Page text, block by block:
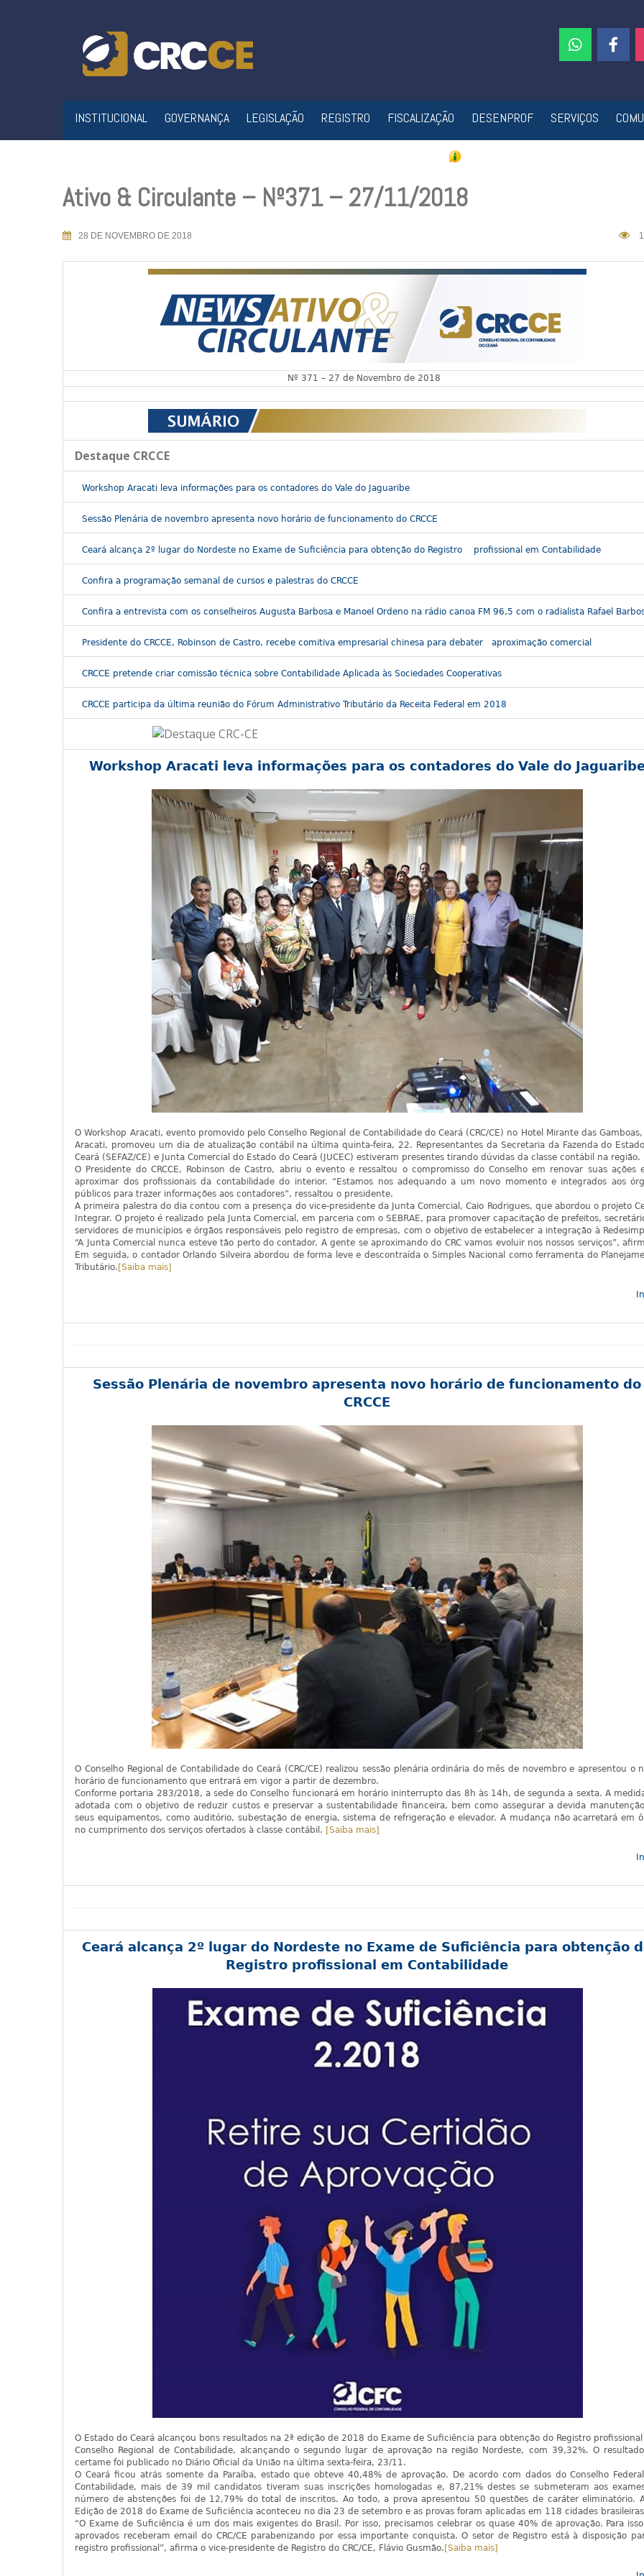
INSTITUCIONAL GOVERNANÇA LEGISLAÇÃO REGISTRO FISCALIZAÇÃO DESENPROF SERVIÇOS
Ativo & Circulante – Nº371 – 27/11/2018
28 DE NOVEMBRO DE 2018
Nº 371 – 27 de Novembro de 2018
Destaque CRCCE
Workshop Aracati leva informações para os contadores do Vale do Jaguaribe
Sessão Plenária de novembro apresenta novo horário de funcionamento do CRCCE
Ceará alcança 2º lugar do Nordeste no Exame de Suficiência para obtenção do Registro profissional em Contabilidade
Confira a programação semanal de cursos e palestras do CRCCE
Confira a entrevista com os conselheiros Augusta Barbosa e Manoel Ordeno na rádio canoa FM 96,5 com o radialista Rafael
Presidente do CRCCE, Robinson de Castro, recebe comitiva empresarial chinesa para debater aproximação comercial
CRCCE pretende criar comissão técnica sobre Contabilidade Aplicada às Sociedades Cooperativas
CRCCE participa da última reunião do Fórum Administrativo Tributário da Receita Federal em 2018
Workshop Aracati leva informações para os contadores do Vale do
O Workshop Aracati, evento promovido pelo Conselho Regional de Contabilidade do Ceará (CRC/CE) no Hotel Mirante das
Aracati, promoveu um dia de atualização contábil na última quinta-feira, 22. Representantes da Secretaria da Fazenda do
Ceará (SEFAZ/CE) e Junta Comercial do Estado do Ceará (JUCEC) estiveram presentes tirando dúvidas da classe contábil na região.
O Presidente do CRCCE, Robinson de Castro, abriu o evento e ressaltou o compromisso do Conselho em renovar suas ações
aproximar dos profissionais da contabilidade do interior. “Estamos nos adequando a um novo momento e integrados aos
públicos para trazer informações aos contadores”, ressaltou o presidente.
A primeira palestra do dia contou com a presença do vice-presidente da Junta Comercial, Caio Rodrigues, que abordou o projeto
Integrar. O projeto é realizado pela Junta Comercial, em parceria com o SEBRAE, para promover capacitação de prefeitos,
servidores de municípios e órgãos responsáveis pelo registro de empresas, com o objetivo de estabelecer a integração à
“A Junta Comercial nunca esteve tão perto do contador. A gente se aproximando do CRC vamos evoluir nos nossos serviços”,
Em seguida, o contador Orlando Silveira abordou de forma leve e descontraída o Simples Nacional como ferramenta do
Tributário. [Saiba mais]
Sessão Plenária de novembro apresenta novo horário de funcionamento do
CRCCE
O Conselho Regional de Contabilidade do Ceará (CRC/CE) realizou sessão plenária ordinária do mês de novembro e apresentou o
horário de funcionamento que entrará em vigor a partir de dezembro.
Conforme portaria 283/2018, a sede do Conselho funcionará em horário ininterrupto das 8h às 14h, de segunda a sexta. A
adotada com o objetivo de reduzir custos e preservar a sustentabilidade financeira, bem como assegurar a devida
seus equipamentos, como auditório, subestação de energia, sistema de refrigeração e elevador. A mudança não acarretará em
no cumprimento dos serviços ofertados à classe contábil. [Saiba mais]
Ceará alcança 2º lugar do Nordeste no Exame de Suficiência para obtenção
Registro profissional em Contabilidade
O Estado do Ceará alcançou bons resultados na 2ª edição de 2018 do Exame de Suficiência para obtenção do Registro
Conselho Regional de Contabilidade, alcançando o segundo lugar de aprovação na região Nordeste, com 39,32%. O
certame foi publicado no Diário Oficial da União na última sexta-feira, 23/11.
O Ceará ficou atrás somente da Paraíba, estado que obteve 40,48% de aprovação. De acordo com dados do Conselho
Contabilidade, mais de 39 mil candidatos tiveram suas inscrições homologadas e, 87,21% destes se submeteram aos
número de abstenções foi de 12,79% do total de inscritos. Ao todo, a prova apresentou 50 questões de caráter eliminatório.
Edição de 2018 do Exame de Suficiência aconteceu no dia 23 de setembro e as provas foram aplicadas em 118 cidades
“O Exame de Suficiência é um dos mais exigentes do Brasil. Por isso, precisamos celebrar os quase 40% de aprovação. Para
aprovados receberam email do CRC/CE parabenizando por essa importante conquista. O setor de Registro está à disposição
registro profissional”, afirma o vice-presidente de Registro do CRC/CE, Flávio Gusmão. [Saiba mais]